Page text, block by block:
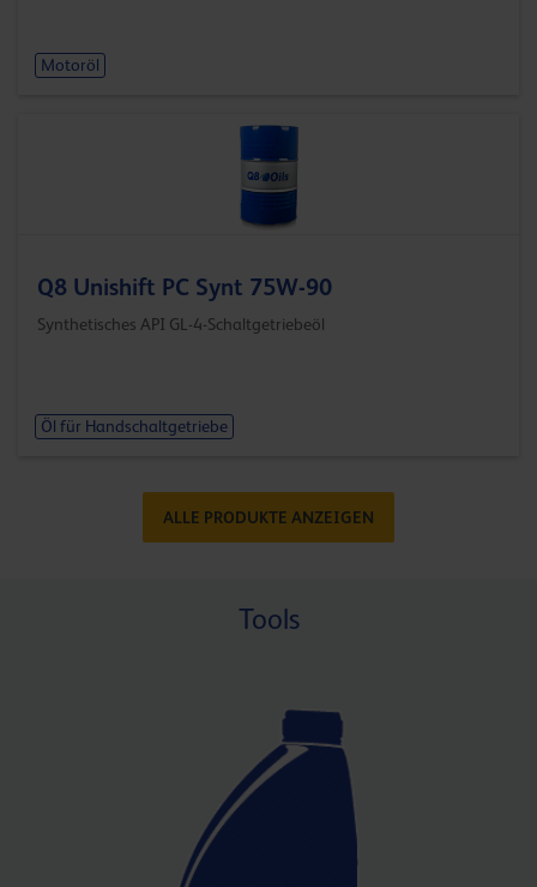
Motoröl
Q8 Unishift PC Synt 75W-90
Synthetisches API GL-4-Schaltgetriebeöl
Öl für Handschaltgetriebe
ALLE PRODUKTE ANZEIGEN
Tools